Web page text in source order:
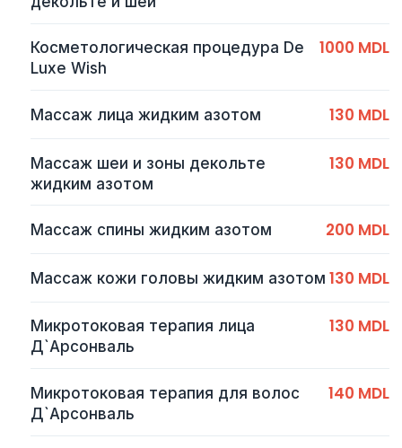
Косметологическая процедура De
Luxe Wish
1000 MDL
Массаж лица жидким азотом 130 MDL
Массаж шеи и зоны декольте
жидким азотом
130 MDL
Массаж спины жидким азотом 200 MDL
Массаж кожи головы жидким азотом 130 MDL
Микротоковая терапия лица
Д`Арсонваль
130 MDL
Микротоковая терапия для волос
Д`Арсонваль
140 MDL